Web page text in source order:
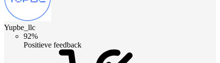
Yupbe_llc
92%
Positieve feedback